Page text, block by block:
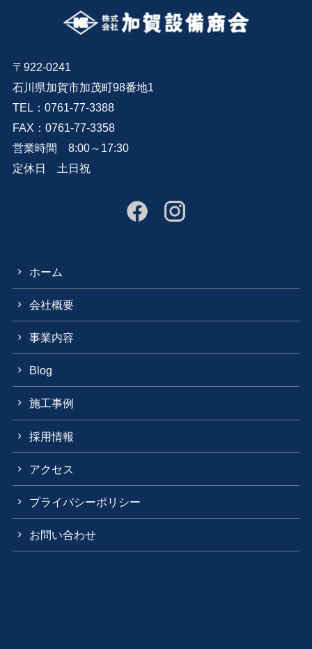
〒922-0241
石川県加賀市加茂町98番地1
TEL：0761-77-3388
FAX：0761-77-3358
営業時間 8:00～17:30
定休日 土日祝
ホーム
会社概要
事業内容
Blog
施工事例
採用情報
アクセス
プライバシーポリシー
お問い合わせ